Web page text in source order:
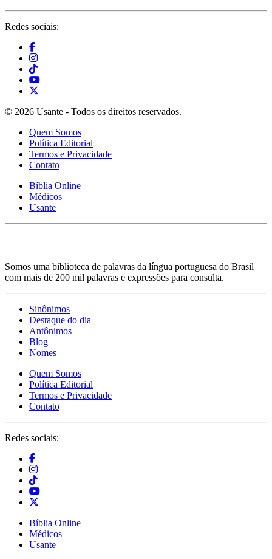
Redes sociais:
© 2026 Usante - Todos os direitos reservados.
Quem Somos
Política Editorial
Termos e Privacidade
Contato
Bíblia Online
Médicos
Usante
Somos uma biblioteca de palavras da língua portuguesa do Brasil
com mais de 200 mil palavras e expressões para consulta.
Sinônimos
Destaque do dia
Antônimos
Blog
Nomes
Quem Somos
Política Editorial
Termos e Privacidade
Contato
Redes sociais:
Bíblia Online
Médicos
Usante